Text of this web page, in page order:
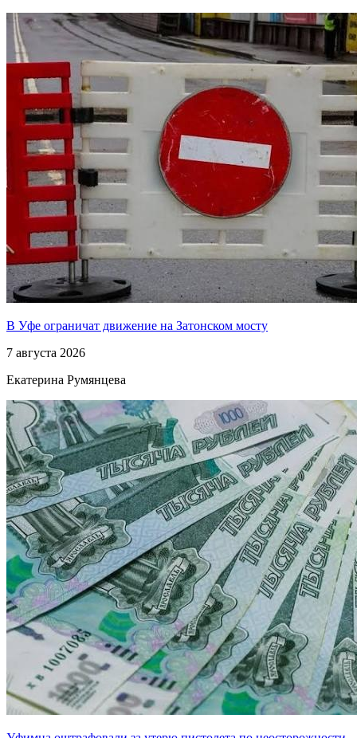
В Уфе ограничат движение на Затонском мосту
7 августа 2026
Екатерина Румянцева